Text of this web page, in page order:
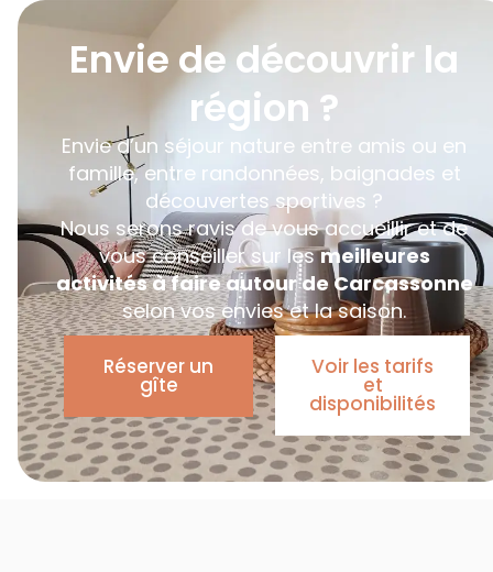
Envie de découvrir la
région ?
Envie d’un séjour nature entre amis ou en
famille, entre randonnées, baignades et
découvertes sportives ?
Nous serons ravis de vous accueillir et de
vous conseiller sur lesmeilleures
activités à faire autour de Carcassonne
selon vos envies et la saison.
Réserver un
gîte
Voir les tarifs
et
disponibilités